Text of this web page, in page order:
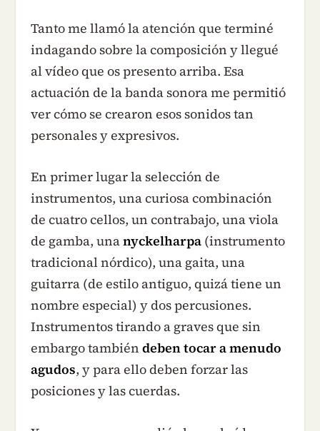
Tanto me llamó la atención que terminé
indagando sobre la composición y llegué
al vídeo que os presento arriba. Esa
actuación de la banda sonora me permitió
ver cómo se crearon esos sonidos tan
personales y expresivos.
En primer lugar la selección de
instrumentos, una curiosa combinación
de cuatro cellos, un contrabajo, una viola
de gamba, unanyckelharpa(instrumento
tradicional nórdico), una gaita, una
guitarra (de estilo antiguo, quizá tiene un
nombre especial) y dos percusiones.
Instrumentos tirando a graves que sin
embargo también deben tocar a menudo
agudos, y para ello deben forzar las
posiciones y las cuerdas.